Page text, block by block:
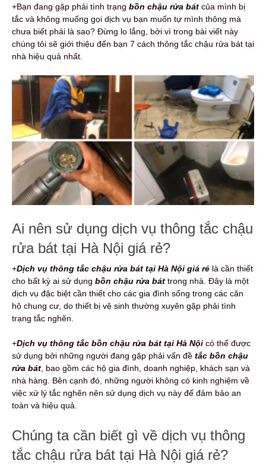
+Bạn đang gặp phải tình trạng bồn chậu rửa bát của mình bị
tắc và không muống gọi dịch vụ bạn muốn tự mình thông mà
chưa biết phải là sao? Đừng lo lắng, bởi vì trong bài viết này
chúng tôi sẽ giới thiệu đến bạn 7 cách thông tắc chậu rửa bát tại
nhà hiệu quả nhất.
Ai nên sử dụng dịch vụ thông tắc chậu
rửa bát tại Hà Nội giá rẻ?
+Dịch vụ thông tắc chậu rửa bát tại Hà Nội giá rẻ là cần thiết
cho bất kỳ ai sử dụng bồn chậu rửa bát trong nhà. Đây là một
dịch vụ đặc biệt cần thiết cho các gia đình sống trong các căn
hộ chung cư, do thiết bị vệ sinh thường xuyên gặp phải tình
trạng tắc nghẽn.
+Dịch vụ thông tắc bồn chậu rửa bát tại Hà Nội có thể được
sử dụng bởi những người đang gặp phải vấn đề tắc bồn chậu
rửa bát , bao gồm các hộ gia đình, doanh nghiệp, khách sạn và
nhà hàng. Bên cạnh đó, những người không có kinh nghiệm về
việc xử lý tắc nghẽn nên sử dụng dịch vụ này để đảm bảo an
toàn và hiệu quả.
Chúng ta cần biết gì về dịch vụ thông
tắc chậu rửa bát tại Hà Nội giá rẻ?